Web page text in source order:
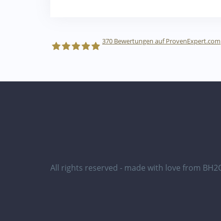
370 Bewertungen auf ProvenExpert.com
All rights reserved - made with love from